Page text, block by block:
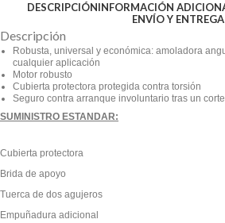
DESCRIPCIÓNINFORMACIÓN
ENVÍO Y ENTREGA
Descripción
Robusta, universal y económica: amoladora
cualquier aplicación
Motor robusto
Cubierta protectora protegida contra torsión
Seguro contra arranque involuntario tras un
SUMINISTRO ESTANDAR:
Cubierta protectora
Brida de apoyo
Tuerca de dos agujeros
Empuñadura adicional